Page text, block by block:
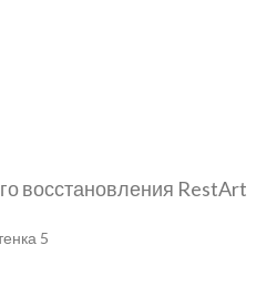
восстановления RestArt
5